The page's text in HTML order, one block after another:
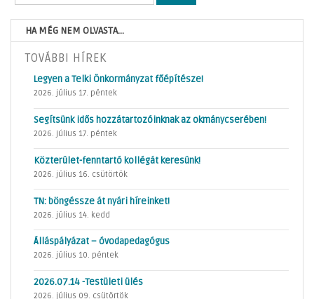
HA MÉG NEM OLVASTA...
TOVÁBBI HÍREK
Legyen a Telki Önkormányzat főépítésze!
2026. július 17. péntek
Segítsünk idős hozzátartozóinknak az okmánycserében!
2026. július 17. péntek
Közterület-fenntartó kollégát keresünk!
2026. július 16. csütörtök
TN: böngéssze át nyári híreinket!
2026. július 14. kedd
Álláspályázat – óvodapedagógus
2026. július 10. péntek
2026.07.14 -Testületi ülés
2026. július 09. csütörtök